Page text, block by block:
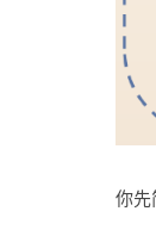
你先